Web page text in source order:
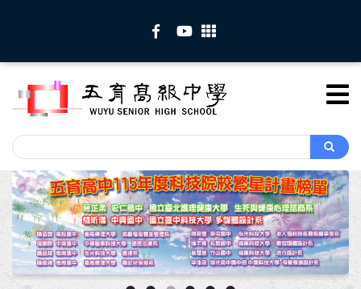
內
Search
Search